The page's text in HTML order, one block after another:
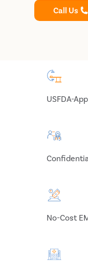
Call Us
USFDA-
No-Cost